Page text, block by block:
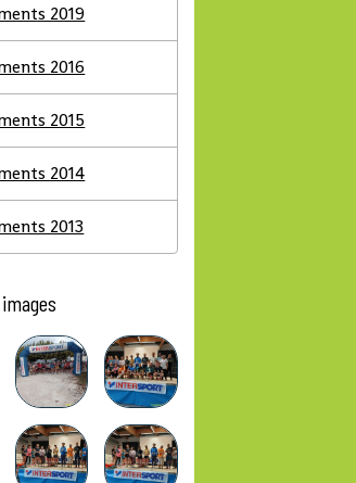
2019
2016
2015
2014
2013